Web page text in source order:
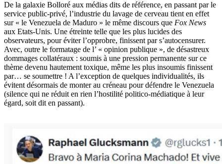
De la galaxie Bolloré aux médias dits de référence, en passant par le
service public-privé, l’industrie du lavage de cerveau tient en effet
sur « le Venezuela de Maduro » le même discours que Fox News
aux Etats-Unis. Une étreinte telle que les plus lucides des
observateurs, pour éviter l’opprobre, finissent par s’autocensurer.
Avec, outre le formatage de l’ « opinion publique », de désastreux
dommages collatéraux : soumis à une pression permanente sur ce
thème devenu hautement toxique, même les plus insoumis finissent
par… se soumettre ! A l’exception de quelques individualités, ils
évitent désormais de monter au créneau pour défendre le Venezuela
(silence qui ne réduit en rien l’hostilité politico-médiatique à leur
égard, soit dit en passant).